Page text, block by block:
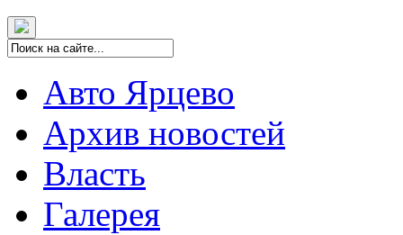
Авто Ярцево
Архив новостей
Власть
Галерея